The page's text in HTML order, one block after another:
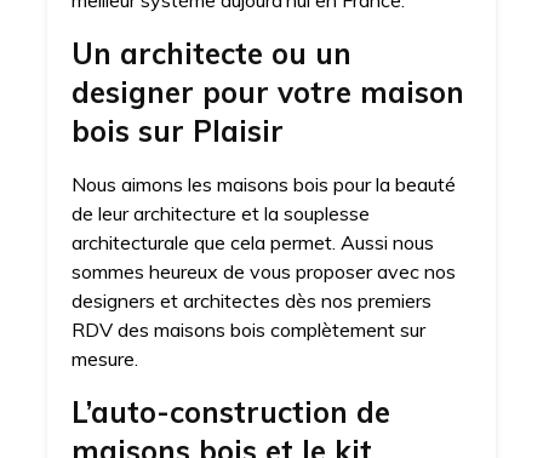
Un architecte ou un
designer pour votre maison
bois sur Plaisir
Nous aimons les maisons bois pour la beauté
de leur architecture et la souplesse
architecturale que cela permet. Aussi nous
sommes heureux de vous proposer avec nos
designers et architectes dès nos premiers
RDV des maisons bois complètement sur
mesure.
L’auto-construction de
maisons bois et le kit